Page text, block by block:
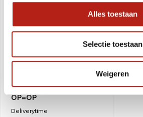
Alles toestaan
Selectie toestaan
Weigeren
Handschoenen -Maat L -
OP=OP
Deliverytime